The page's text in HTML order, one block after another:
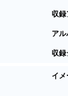
収
ア
収録
イ